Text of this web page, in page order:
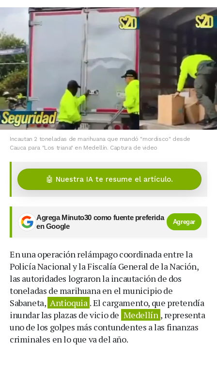
Incautan 2 toneladas de marihuana que mandó "mordisco" desde
Cauca para "Los triana" en Medellín. Captura de video
🤖 Nuestra IA te resume el artículo.
Agrega Minuto30 como fuente preferida
en Google
Agregar
En una operación relámpago coordinada entre la
Policía Nacional y la Fiscalía General de la Nación,
las autoridades lograron la incautación de dos
toneladas de marihuana en el municipio de
Sabaneta, Antioquia . El cargamento, que pretendía
inundar las plazas de vicio de Medellín , representa
uno de los golpes más contundentes a las finanzas
criminales en lo que va del año.